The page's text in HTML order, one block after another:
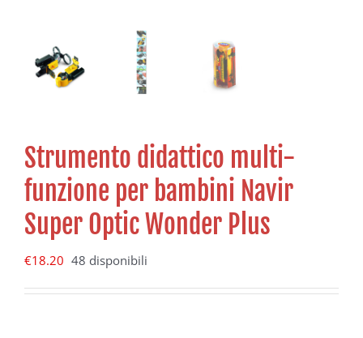
Strumento didattico multi-
funzione per bambini Navir
Super Optic Wonder Plus
€18.20 48 disponibili